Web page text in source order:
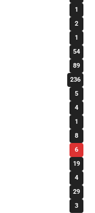
1
2
1
54
89
236
5
4
1
8
6
19
4
29
3